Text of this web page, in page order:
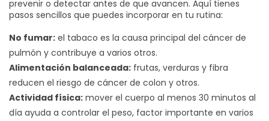
prevenir o detectar antes de que avancen. Aquí tienes
pasos sencillos que puedes incorporar en tu rutina:
No fumar: el tabaco es la causa principal del cáncer de
pulmón y contribuye a varios otros.
Alimentación balanceada: frutas, verduras y fibra
reducen el riesgo de cáncer de colon y otros.
Actividad física: mover el cuerpo al menos 30 minutos al
día ayuda a controlar el peso, factor importante en varios